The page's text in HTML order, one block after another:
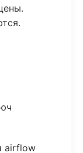
airflow